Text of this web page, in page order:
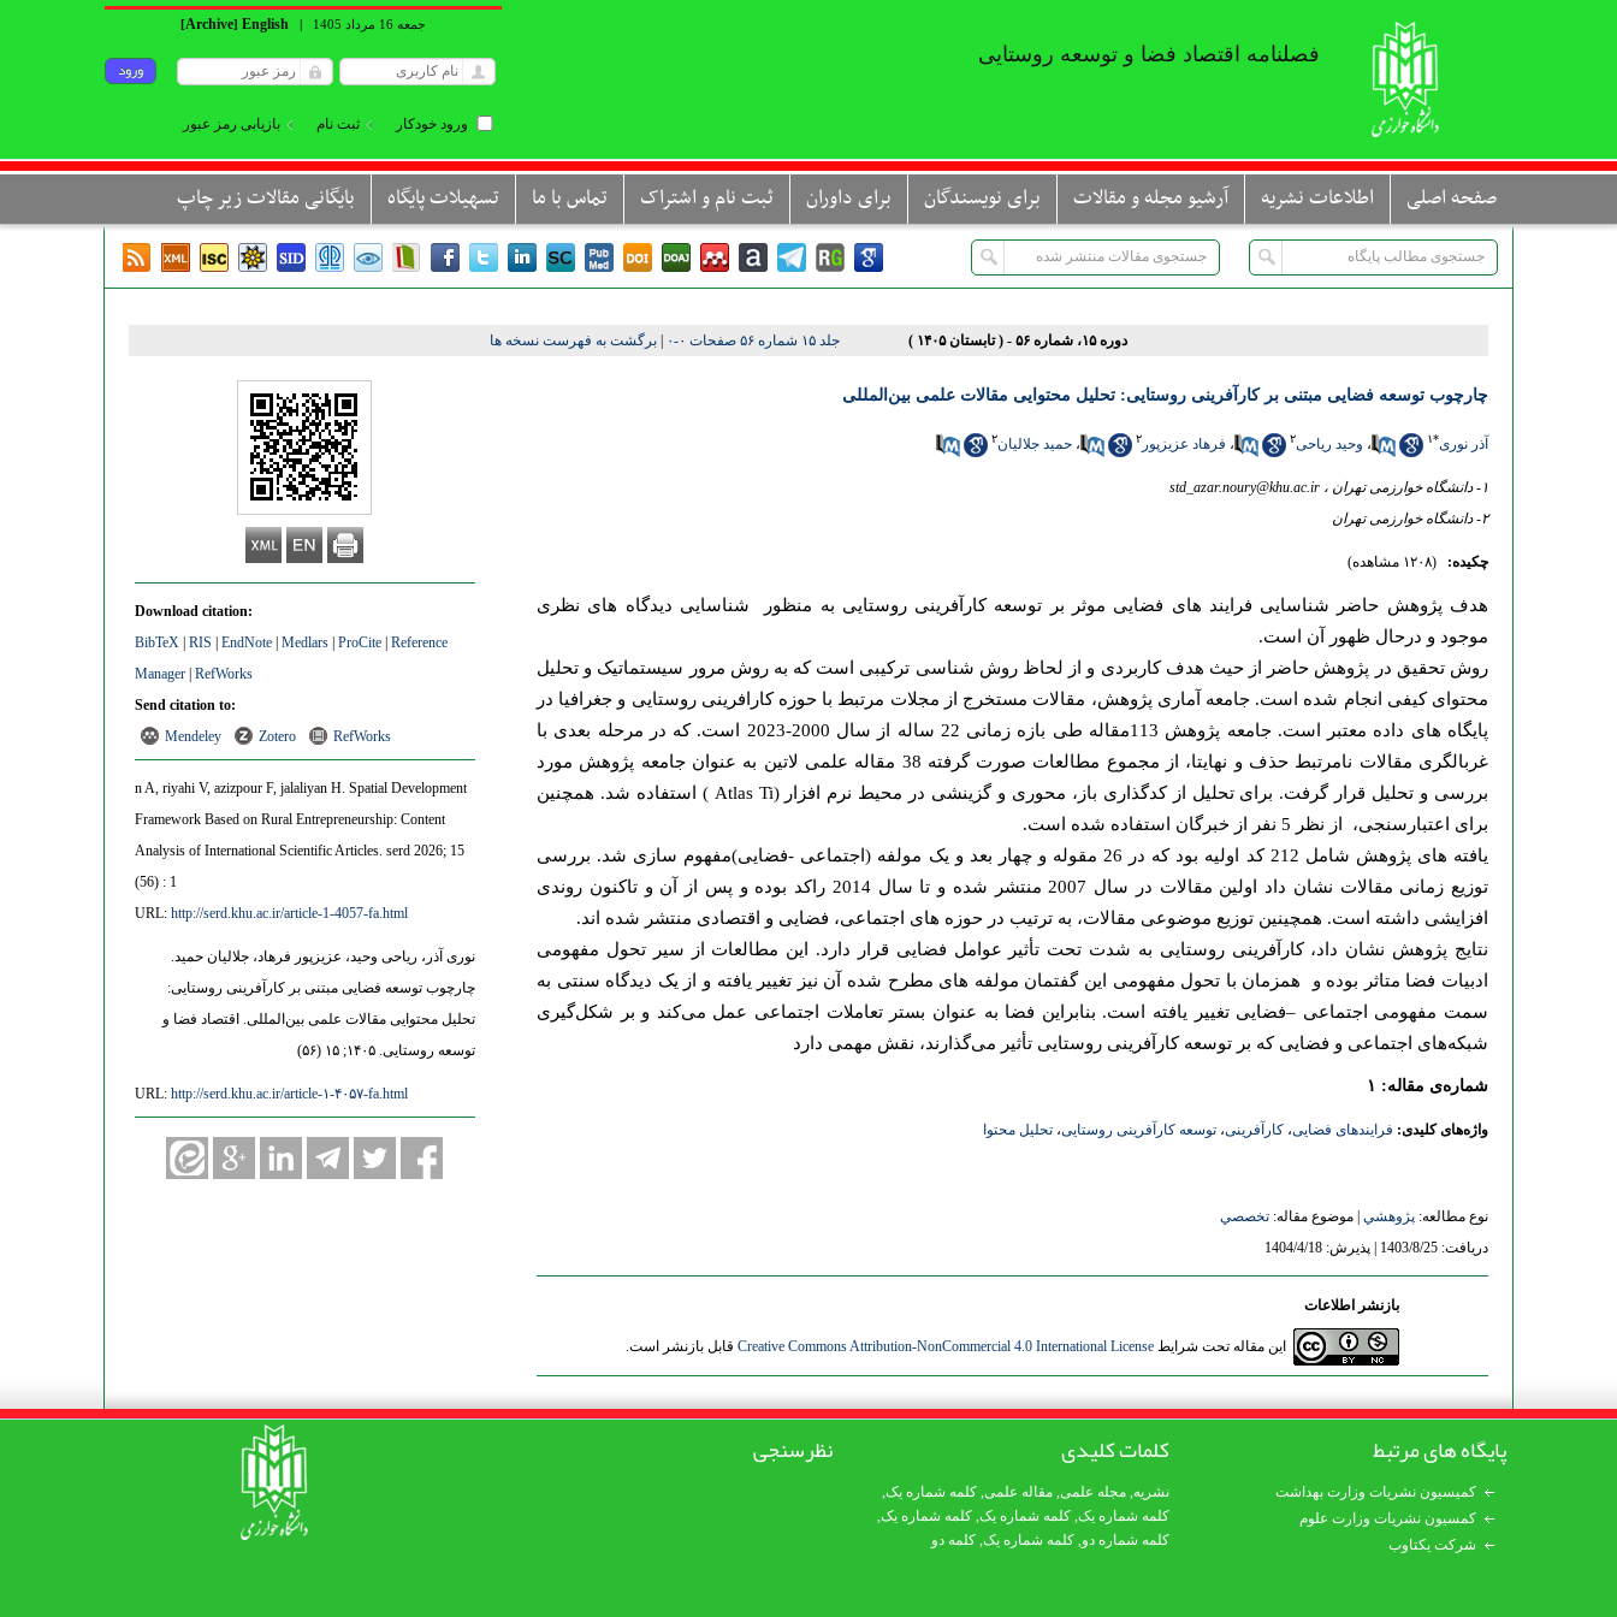
فصلنامه اقتصاد فضا و توسعه روستایی
جمعه 16 مرداد 1405 |
English
[Archive]
ورود خودکار ثبت نام بازیابی رمز عبور
صفحه اصلی اطلاعات نشریه آرشیو مجله و مقالات برای نویسندگان برای داوران ثبت نام و اشتراک تماس با ما تسهیلات پایگاه بایگانی مقالات زیر چاپ
دوره ۱۵، شماره ۵۶ - ( تابستان ۱۴۰۵ ) جلد ۱۵ شماره ۵۶ صفحات ۰-۰ برگشت به فهرست نسخه ها
Download citation:
BibTeX RIS EndNote Medlars ProCite Reference
Manager RefWorks
Send citation to:
Mendeley
Zotero RefWorks
n A, riyahi V, azizpour F, jalaliyan H. Spatial Development
Framework Based on Rural Entrepreneurship: Content
Analysis of International Scientific Articles. serd 2026; 15
(56) : 1
URL: http://serd.khu.ac.ir/article-1-4057-fa.html
نوری آذر، ریاحی وحید، عزیزپور فرهاد، جلالیان حمید.
چارچوب توسعه فضایی مبتنی بر کارآفرینی روستایی:
تحلیل محتوایی مقالات علمی بین‌المللی. اقتصاد فضا و
توسعه روستایی. ۱۴۰۵; ۱۵ (۵۶)
URL: http://serd.khu.ac.ir/article-۱-۴۰۵۷-fa.html
چارچوب توسعه فضایی مبتنی بر کارآفرینی روستایی: تحلیل محتوایی مقالات علمی بین‌المللی
آذر نوری*۱ ، وحید ریاحی۲ ، فرهاد عزیزپور ۲ ، حمید جلالیان۲
۱- دانشگاه خوارزمی تهران ،
std_azar.noury@khu.ac.ir
۲- دانشگاه خوارزمی تهران
چکیده: (۱۲۰۸ مشاهده)
هدف پژوهش حاضر شناسایی فرایند های فضایی موثر بر توسعه کارآفرینی روستایی به منظور شناسایی دیدگاه های نظری
موجود و درحال ظهور آن است.
روش تحقیق در پژوهش حاضر از حیث هدف کاربردی و از لحاظ روش شناسی ترکیبی است که به روش مرور سیستماتیک و تحلیل
محتوای کیفی انجام شده است. جامعه آماری پژوهش، مقالات مستخرج از مجلات مرتبط با حوزه کارافرینی روستایی و جغرافیا در
پایگاه های داده معتبر است. جامعه پژوهش 113مقاله طی بازه زمانی 22 ساله از سال 2000-2023 است. که در مرحله بعدی با
غربالگری مقالات نامرتبط حذف و نهایتا، از مجموع مطالعات صورت گرفته 38 مقاله علمی لاتین به عنوان جامعه پژوهش مورد
بررسی و تحلیل قرار گرفت. برای تحلیل از کدگذاری باز، محوری و گزینشی در محیط نرم افزار (Atlas Ti ) استفاده شد. همچنین
برای اعتبارسنجی، از نظر 5 نفر از خبرگان استفاده شده است.
یافته های پژوهش شامل 212 کد اولیه بود که در 26 مقوله و چهار بعد و یک مولفه (اجتماعی -فضایی)مفهوم سازی شد. بررسی
توزیع زمانی مقالات نشان داد اولین مقالات در سال 2007 منتشر شده و تا سال 2014 راکد بوده و پس از آن و تاکنون روندی
افزایشی داشته است. همچینین توزیع موضوعی مقالات، به ترتیب در حوزه های اجتماعی، فضایی و اقتصادی منتشر شده اند.
نتایج پژوهش نشان داد، کارآفرینی روستایی به شدت تحت تأثیر عوامل فضایی قرار دارد. این مطالعات از سیر تحول مفهومی
ادبیات فضا متاثر بوده و همزمان با تحول مفهومی این گفتمان مولفه های مطرح شده آن نیز تغییر یافته و از یک دیدگاه سنتی به
سمت مفهومی اجتماعی –فضایی تغییر یافته است. بنابراین فضا به عنوان بستر تعاملات اجتماعی عمل می‌کند و بر شکل‌گیری
شبکه‌های اجتماعی و فضایی که بر توسعه کارآفرینی روستایی تأثیر می‌گذارند، نقش مهمی دارد
شماره‌ی مقاله: ۱
واژه‌های کلیدی: فرایندهای فضایی، کارآفرینی، توسعه کارآفرینی روستایی، تحلیل محتوا
نوع مطالعه: پژوهشي | موضوع مقاله: تخصصي
دریافت: 1403/8/25 | پذیرش: 1404/4/18
بازنشر اطلاعات
این مقاله تحت شرایط Creative Commons Attribution-NonCommercial 4.0 International License قابل بازنشر است.
پایگاه های مرتبط
کمیسیون نشریات وزارت بهداشت
کمسیون نشریات وزارت علوم
شرکت یکتاوب
کلمات کلیدی
نشریه, مجله علمی, مقاله علمی, کلمه شماره یک,
کلمه شماره یک, کلمه شماره یک, کلمه شماره یک,
کلمه شماره دو, کلمه شماره یک, کلمه دو
نظرسنجی